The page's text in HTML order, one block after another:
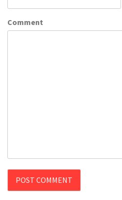
Comment